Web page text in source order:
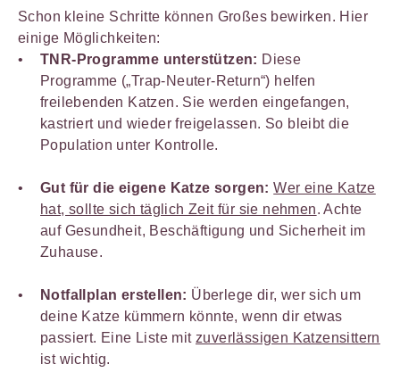
Schon kleine Schritte können Großes bewirken. Hier
einige Möglichkeiten:
TNR-Programme unterstützen: Diese
Programme („Trap-Neuter-Return“) helfen
freilebenden Katzen. Sie werden eingefangen,
kastriert und wieder freigelassen. So bleibt die
Population unter Kontrolle.
Gut für die eigene Katze sorgen: Wer eine Katze
hat, sollte sich täglich Zeit für sie nehmen. Achte
auf Gesundheit, Beschäftigung und Sicherheit im
Zuhause.
Notfallplan erstellen: Überlege dir, wer sich um
deine Katze kümmern könnte, wenn dir etwas
passiert. Eine Liste mit zuverlässigen Katzensittern
ist wichtig.